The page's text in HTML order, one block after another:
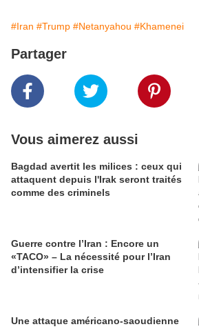
#Iran #Trump #Netanyahou #Khamenei
Partager
Vous aimerez aussi
Bagdad avertit les milices : ceux qui
attaquent depuis l'Irak seront traités
comme des criminels
Guerre contre l’Iran : Encore un
«TACO» – La nécessité pour l’Iran
d’intensifier la crise
Une attaque américano-saoudienne